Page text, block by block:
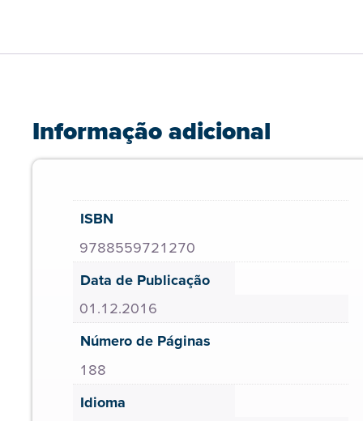
Informação adicional
ISBN
9788559721270
Data de Publicação
01.12.2016
Número de Páginas
188
Idioma